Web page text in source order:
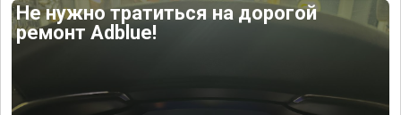
Не нужно тратиться на дорогой
ремонт Adblue!